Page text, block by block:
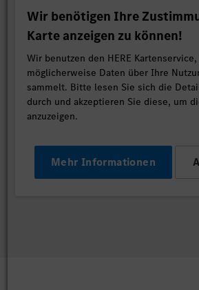
Wir benötigen Ihre
Karte anzeigen zu können!
Wir benutzen den HERE
möglicherweise Daten über Ihre
sammelt. Bitte lesen Sie sich die
durch und akzeptieren Sie diese, um
anzuzeigen.
Mehr Informationen